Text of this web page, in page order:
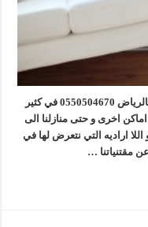
0550504670 l خصم 35% شركة نقل عفش بالرياض 0550504670 في كثير
اخرى و حتى منازلنا الى
اراديه التي نتعرض لها في
مقتنياتنا …